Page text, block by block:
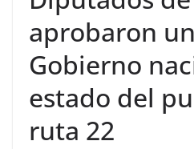
aprobaron
Gobierno
estado del
ruta 22